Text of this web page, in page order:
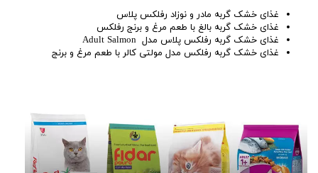
غذای خشک گربه مادر و نوزاد رفلکس پلاس
غذای خشک گربه بالغ با طعم مرغ و برنج رفلکس
غذای خشک گربه رفلکس پلاس مدل Adult Salmon
غذای خشک گربه رفلکس مدل مولتی کالر با طعم مرغ و برنج